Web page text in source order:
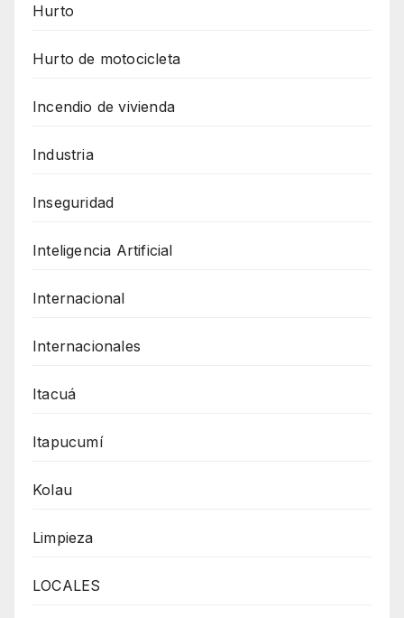
Hurto
Hurto de motocicleta
Incendio de vivienda
Industria
Inseguridad
Inteligencia Artificial
Internacional
Internacionales
Itacuá
Itapucumí
Kolau
Limpieza
LOCALES